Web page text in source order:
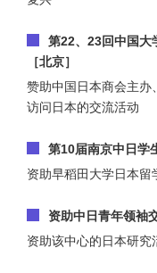
第22、23回中国大
［北京］
赞助中国日本商会主办
访问日本的交流活动
第10届南京中日学
资助早稻田大学日本留
资助中日青年领袖
资助该中心的日本研究